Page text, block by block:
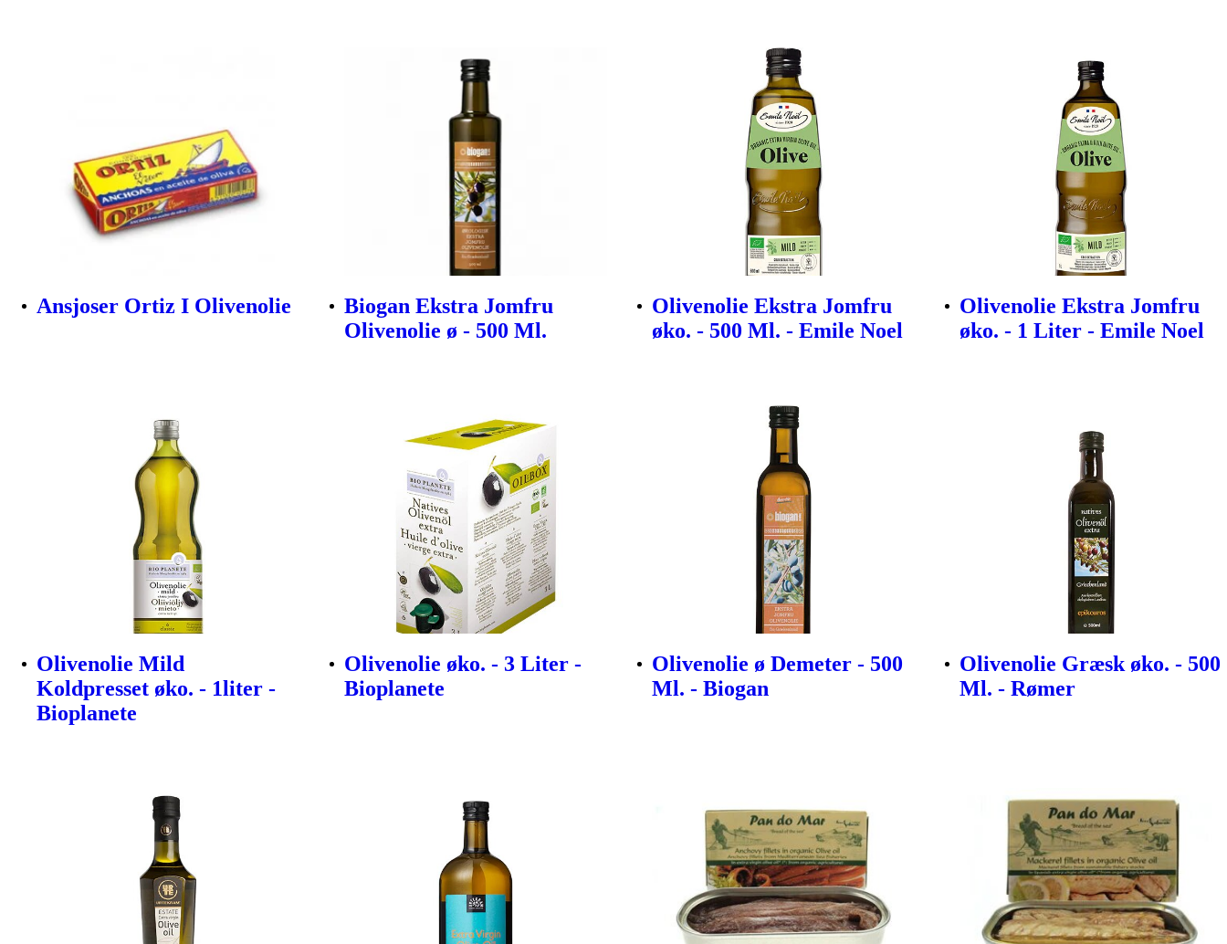
Ansjoser Ortiz I Olivenolie
Biogan Ekstra Jomfru
Olivenolie ø - 500 Ml.
Olivenolie Ekstra Jomfru
øko. - 500 Ml. - Emile Noel
Olivenolie Ekstra Jomfru
øko. - 1 Liter - Emile Noel
Olivenolie Mild
Koldpresset øko. - 1liter -
Bioplanete
Olivenolie øko. - 3 Liter -
Bioplanete
Olivenolie ø Demeter - 500
Ml. - Biogan
Olivenolie Græsk øko. - 500
Ml. - Rømer